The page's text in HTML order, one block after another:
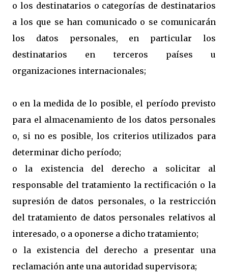
o los destinatarios o categorías de destinatarios
a los que se han comunicado o se comunicarán
los datos personales, en particular los
destinatarios en terceros países u
organizaciones internacionales;
o en la medida de lo posible, el período previsto
para el almacenamiento de los datos personales
o, si no es posible, los criterios utilizados para
determinar dicho período;
o la existencia del derecho a solicitar al
responsable del tratamiento la rectificación o la
supresión de datos personales, o la restricción
del tratamiento de datos personales relativos al
interesado, o a oponerse a dicho tratamiento;
o la existencia del derecho a presentar una
reclamación ante una autoridad supervisora;